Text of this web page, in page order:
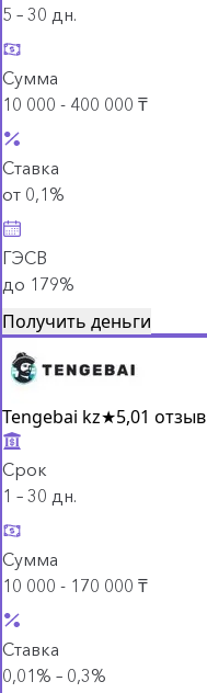
5 – 30 дн.
Сумма
10 000 - 400 000 ₸
Ставка
от 0,1%
ГЭСВ
до 179%
Получить деньги
Tengebai kz★5,01 отзыв
Срок
1 – 30 дн.
Сумма
10 000 - 170 000 ₸
Ставка
0,01% – 0,3%